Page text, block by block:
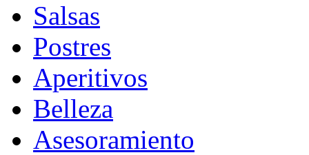
Salsas
Postres
Aperitivos
Belleza
Asesoramiento